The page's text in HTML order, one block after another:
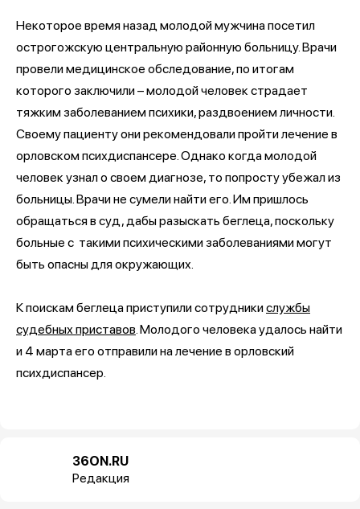
Некоторое время назад молодой мужчина посетил
острогожскую центральную районную больницу. Врачи
провели медицинское обследование, по итогам
которого заключили – молодой человек страдает
тяжким заболеванием психики, раздвоением личности.
Своему пациенту они рекомендовали пройти лечение в
орловском психдиспансере. Однако когда молодой
человек узнал о своем диагнозе, то попросту убежал из
больницы. Врачи не сумели найти его. Им пришлось
обращаться в суд, дабы разыскать беглеца, поскольку
больные с такими психическими заболеваниями могут
быть опасны для окружающих.
К поискам беглеца приступили сотрудникислужбы
судебных приставов . Молодого человека удалось найти
и 4 марта его отправили на лечение в орловский
психдиспансер.
36ON.RU
Редакция